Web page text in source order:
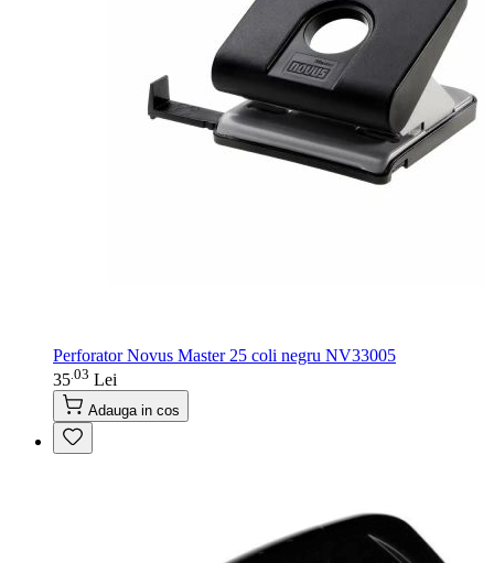
Perforator Novus Master 25 coli negru NV33005
35 03 Lei
Adauga in cos